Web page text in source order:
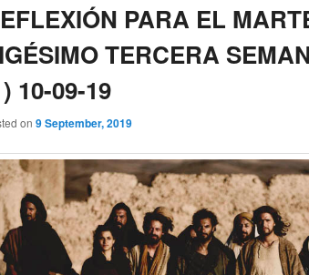
PARA EL
TERCERA
10-09-19
on 9 September, 2019